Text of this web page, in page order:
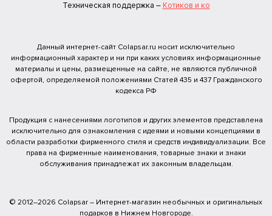
Техническая поддержка – Котиков и ко
Данный интернет-сайт Colapsar.ru носит исключительно
информационный характер и ни при каких условиях информационные
материалы и цены, размещенные на сайте, не являются публичной
офертой, определяемой положениями Статей 435 и 437 Гражданского
кодекса РФ
Продукция с нанесениями логотипов и других элементов представлена
исключительно для ознакомления с идеями и новыми концепциями в
области разработки фирменного стиля и средств индивидуализации. Все
права на фирменные наименования, товарные знаки и знаки
обслуживания принадлежат их законным владельцам.
© 2012–2026 Colapsar – Интернет-магазин необычных и оригинальных
подарков в Нижнем Новгороде.